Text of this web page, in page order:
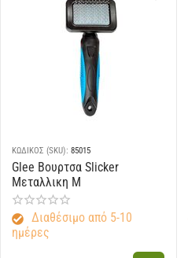
ΚΩΔΙΚΟΣ (SKU): 85015
Glee Βουρτσα Slicker
Μεταλλικη M
Διαθέσιμο από 5-10
ημέρες